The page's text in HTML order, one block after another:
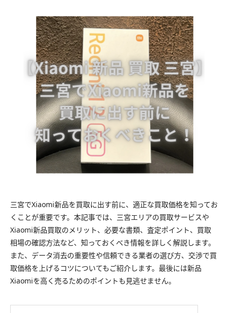
三宮でXiaomi新品を買取に出す前に、適正な買取価格を知ってお
くことが重要です。本記事では、三宮エリアの買取サービスや
Xiaomi新品買取のメリット、必要な書類、査定ポイント、買取
相場の確認方法など、知っておくべき情報を詳しく解説します。
また、データ消去の重要性や信頼できる業者の選び方、交渉で買
取価格を上げるコツについてもご紹介します。最後には新品
Xiaomiを高く売るためのポイントも見逃せません。